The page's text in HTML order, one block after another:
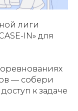
лиги
IN» для
— собери
к задаче